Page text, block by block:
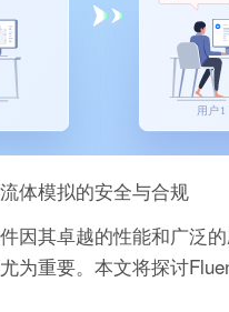
体模拟的安全与合规
因其卓越的性能和广泛
为重要。本文将探讨